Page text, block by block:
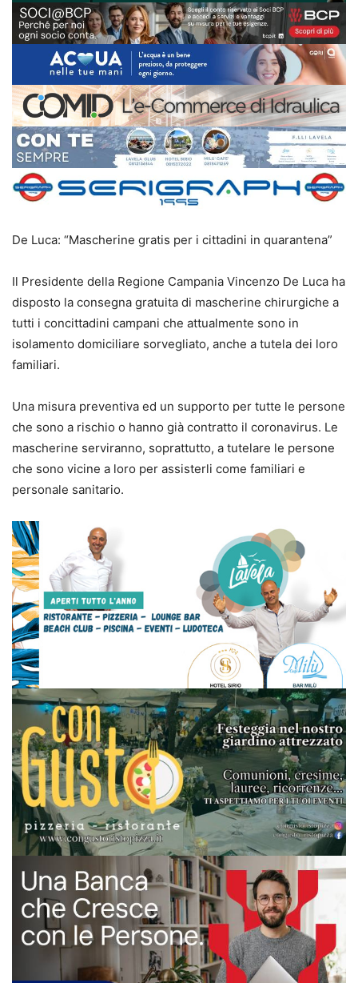
De Luca: “Mascherine gratis per i cittadini in quarantena”
Il Presidente della Regione Campania Vincenzo De Luca ha
disposto la consegna gratuita di mascherine chirurgiche a
tutti i concittadini campani che attualmente sono in
isolamento domiciliare sorvegliato, anche a tutela dei loro
familiari.
Una misura preventiva ed un supporto per tutte le persone
che sono a rischio o hanno già contratto il coronavirus. Le
mascherine serviranno, soprattutto, a tutelare le persone
che sono vicine a loro per assisterli come familiari e
personale sanitario.